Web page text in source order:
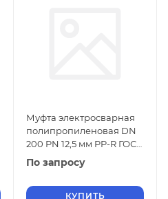
Муфта электросварная
полипропиленовая DN
200 PN 12,5 мм PP-R ГОСТ
32415-2013
По запросу
КУПИТЬ